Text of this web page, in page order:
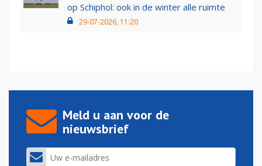
op Schiphol: ook in de winter alle ruimte
29-07-2026, 11:20
Meld u aan voor de
nieuwsbrief